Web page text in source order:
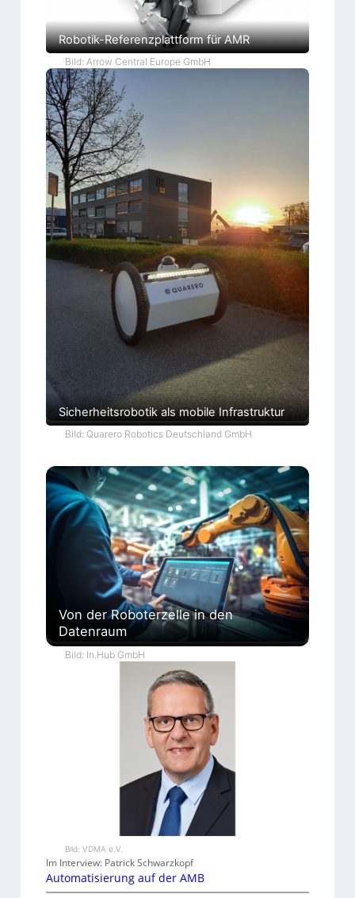
Robotik-Referenzplattform für AMR
Bild: Arrow Central Europe GmbH
Sicherheitsrobotik als mobile Infrastruktur
Bild: Quarero Robotics Deutschland GmbH
Von der Roboterzelle in den
Datenraum
Bild: In.Hub GmbH
Bild: VDMA e.V.
Im Interview: Patrick Schwarzkopf
Automatisierung auf der AMB